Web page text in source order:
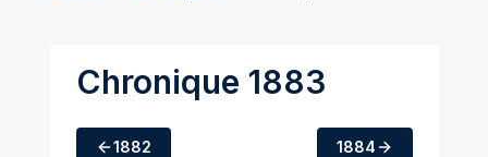
Chronique 1883
1882 1884